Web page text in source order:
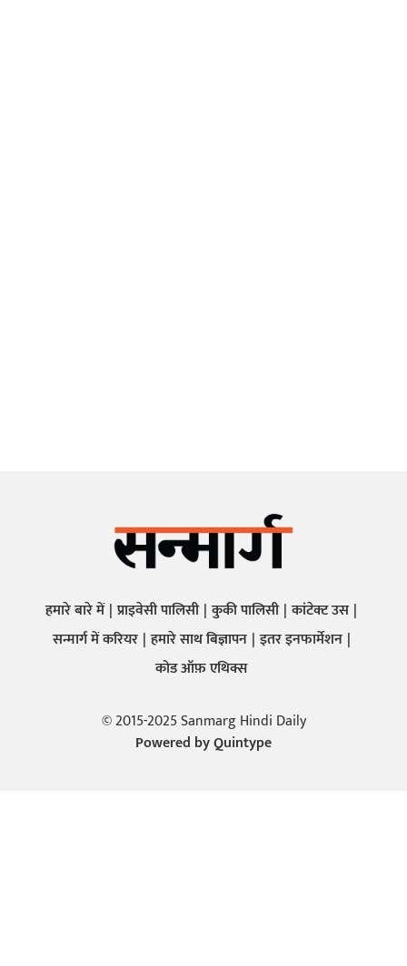
हमारे बारे में प्राइवेसी पालिसी कुकी पालिसी कांटेक्ट उस
सन्मार्ग में करियर हमारे साथ बिज्ञापन इतर इनफार्मेशन
कोड ऑफ़ एथिक्स
© 2015-2025 Sanmarg Hindi Daily
Powered byQuintype